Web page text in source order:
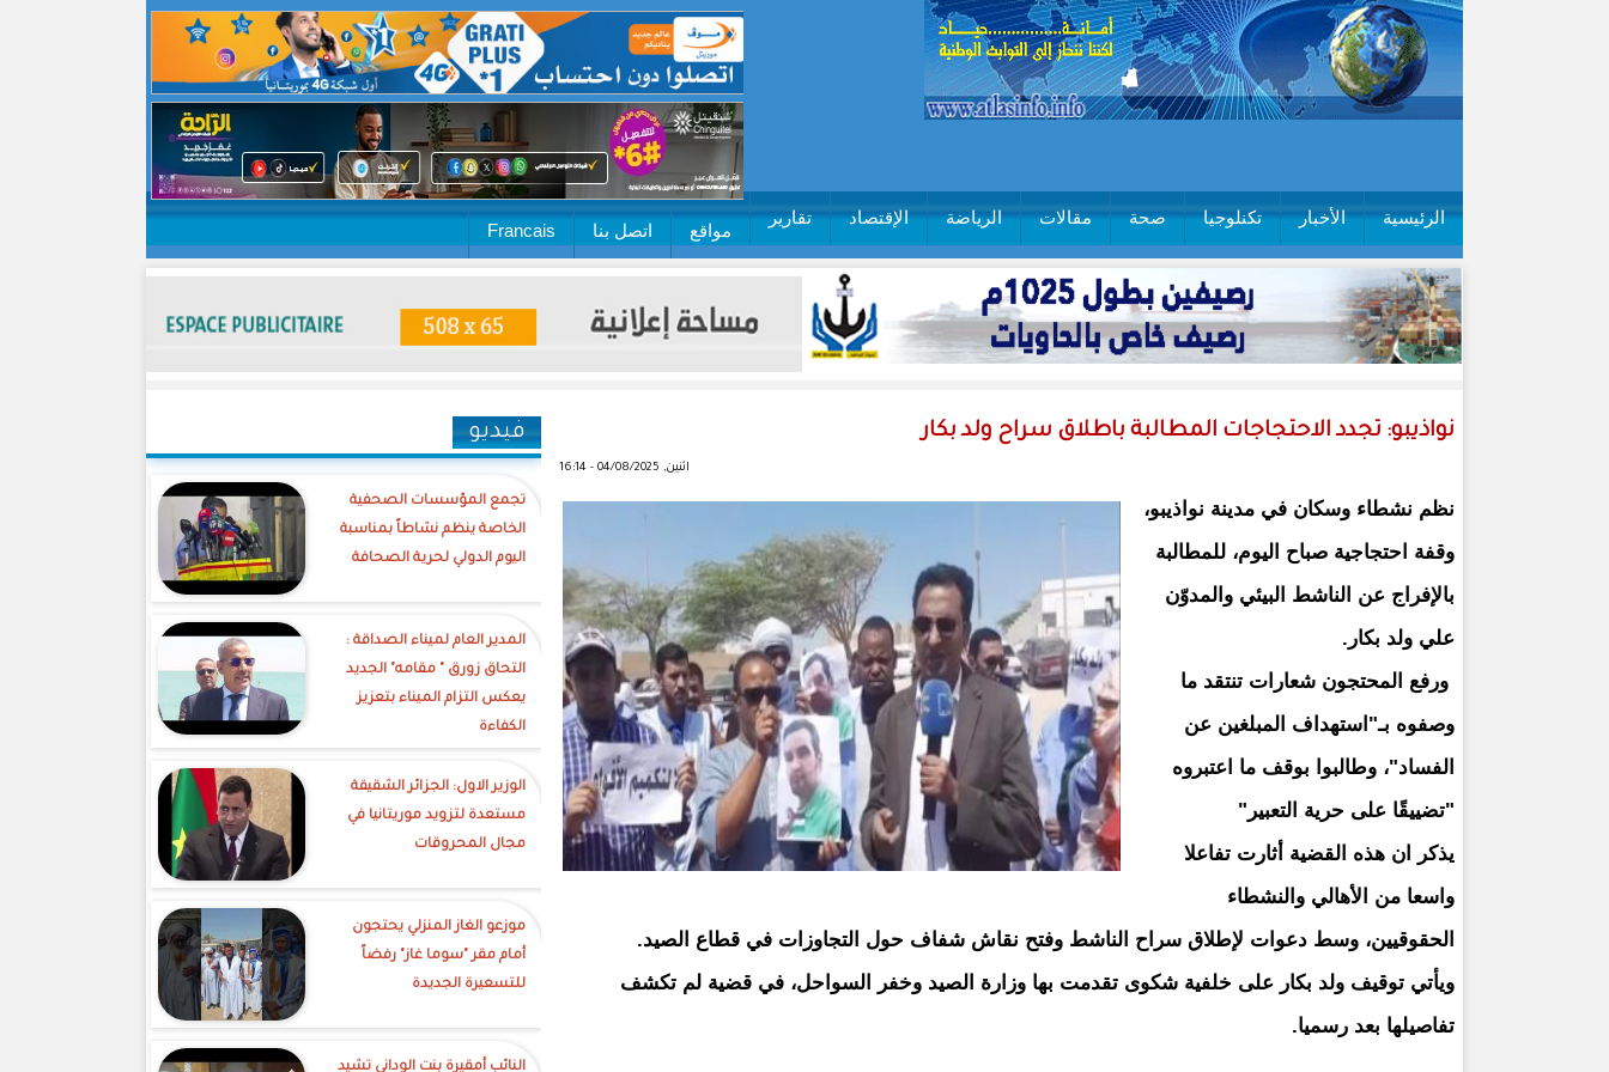
الرئيسية الأخبار تكنلوجيا صحة مقالات الرياضة الإقتصاد تقارير
مواقع اتصل بنا Francais
نواذيبو: تجدد الاحتجاجات المطالبة باطلاق سراح ولد بكار
اثنين, 04/08/2025 - 16:14
نظم نشطاء وسكان في مدينة نواذيبو،
وقفة احتجاجية صباح اليوم، للمطالبة
بالإفراج عن الناشط البيئي والمدوّن
علي ولد بكار.
ورفع المحتجون شعارات تنتقد ما
وصفوه بـ"استهداف المبلغين عن
الفساد"، وطالبوا بوقف ما اعتبروه
"تضييقًا على حرية التعبير"
يذكر ان هذه القضية أثارت تفاعلا
واسعا من الأهالي والنشطاء
الحقوقيين، وسط دعوات لإطلاق سراح الناشط وفتح نقاش شفاف حول التجاوزات في قطاع الصيد.
ويأتي توقيف ولد بكار على خلفية شكوى تقدمت بها وزارة الصيد وخفر السواحل، في قضية لم تكشف
تفاصيلها بعد رسميا.
فيديو
تجمع المؤسسات الصحفية
الخاصة ينظم نشاطاً بمناسبة
اليوم الدولي لحرية الصحافة
‎المدير العام لميناء الصداقة :
التحاق زورق " مقامه" الجديد
يعكس التزام الميناء بتعزيز
الكفاءة
الوزير الاول: الجزائر الشقيقة
مستعدة لتزويد موريتانيا في
مجال المحروقات
موزعو الغاز المنزلي يحتجون
أمام مقر "سوما غاز" رفضاً
للتسعيرة الجديدة
النائب أمقيرة بنت الوداني تشيد